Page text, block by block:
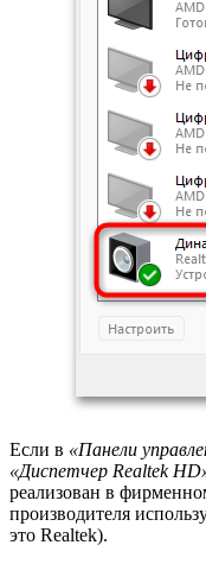
Если в «Панели
«Диспетчер Realtek
реализован в
производителя
это Realtek).